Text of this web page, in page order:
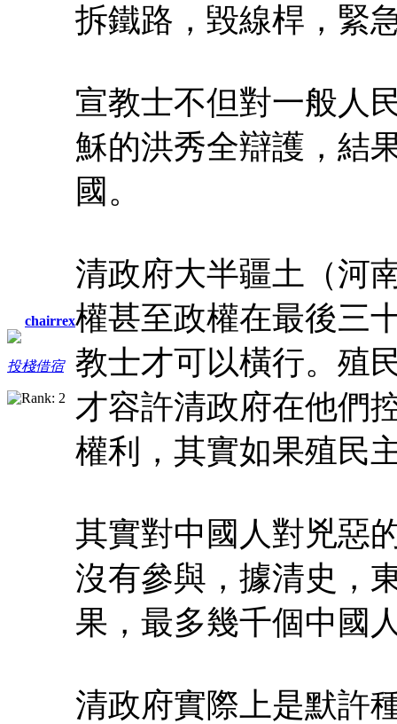
chairrex
投棧借宿
拆鐵路，毀線桿，緊
宣教士不但對一般人
穌的洪秀全辯護，結
國。
清政府大半疆土（河
權甚至政權在最後三
教士才可以橫行。殖
才容許清政府在他們
權利，其實如果殖民
其實對中國人對兇惡
沒有參與，據清史，
果，最多幾千個中國
清政府實際上是默許